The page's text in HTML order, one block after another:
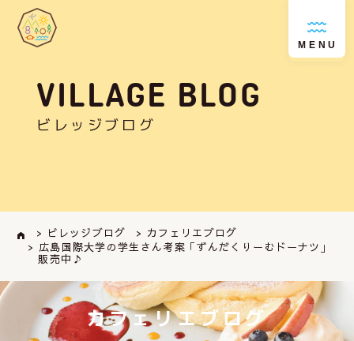
MENU
VILLAGE BLOG
ビレッジブログ
> ビレッジブログ
> カフェリエブログ
> 広島国際大学の学生さん考案 ｢ずんだくりーむドーナツ｣
販売中♪
カフェリエブログ